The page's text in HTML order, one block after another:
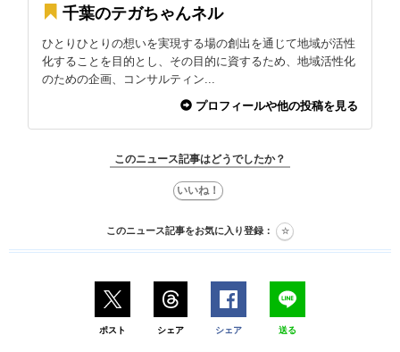
千葉のテガちゃんネル
ひとりひとりの想いを実現する場の創出を通じて地域が活性
化することを目的とし、その目的に資するため、地域活性化
のための企画、コンサルティン...
プロフィールや他の投稿を見る
このニュース記事はどうでしたか？
このニュース記事をお気に入り登録：
ポスト シェア シェア 送る